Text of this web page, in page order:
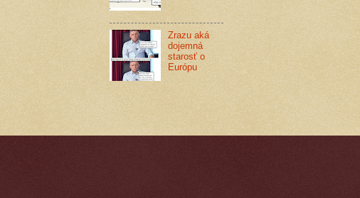
Zrazu aká
dojemná
starosť o
Európu